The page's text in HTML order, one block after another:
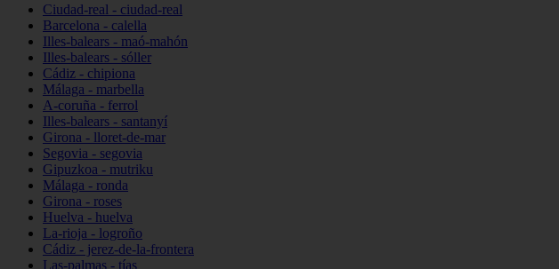
Ciudad-real - ciudad-real
Barcelona - calella
Illes-balears - maó-mahón
Illes-balears - sóller
Cádiz - chipiona
Málaga - marbella
A-coruña - ferrol
Illes-balears - santanyí
Girona - lloret-de-mar
Segovia - segovia
Gipuzkoa - mutriku
Málaga - ronda
Girona - roses
Huelva - huelva
La-rioja - logroño
Cádiz - jerez-de-la-frontera
Las-palmas - tías